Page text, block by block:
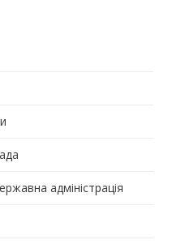
адміністрація